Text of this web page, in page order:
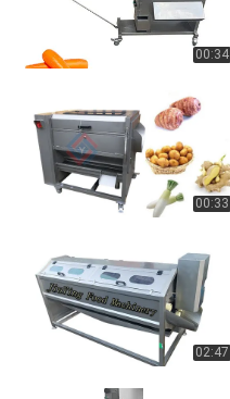
00:34
00:33
02:47